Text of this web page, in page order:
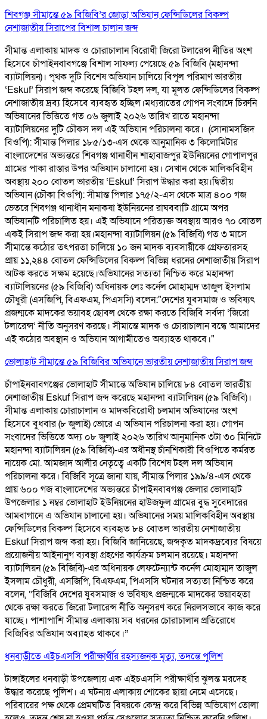
শিবগঞ্জ সীমান্তে ৫৯ বিজিবি’র জোড়া অভিযান ফেন্সিডিলের বিকল্প
নেশাজাতীয় সিরাপের বিশাল চালান জব্দ
সীমান্ত এলাকায় মাদক ও চোরাচালান বিরোধী জিরো টলারেন্স নীতির অংশ
হিসেবে চাঁপাইনবাবগঞ্জে বিশাল সাফল্য পেয়েছে ৫৯ বিজিবি (মহানন্দা
ব্যাটালিয়ন)। পৃথক দুটি বিশেষ অভিযান চালিয়ে বিপুল পরিমাণ ভারতীয়
‘Eskuf’ সিরাপ জব্দ করেছে বিজিবি টহল দল, যা মূলত ফেন্সিডিলের বিকল্প
নেশাজাতীয় দ্রব্য হিসেবে ব্যবহৃত হচ্ছিল। ​মধ্যরাতের গোপন সংবাদে চিরুনি
অভিযানের ভিত্তিতে গত ০৬ জুলাই ২০২৬ তারিখ রাতে মহানন্দা
ব্যাটালিয়নের দুটি চৌকস দল এই অভিযান পরিচালনা করে। ​ (সোনামসজিদ
বিওপি): সীমান্ত পিলার ১৮৫/১৩-এস থেকে আনুমানিক ৩ কিলোমিটার
বাংলাদেশের অভ্যন্তরে শিবগঞ্জ থানাধীন শাহাবাজপুর ইউনিয়নের গোপালপুর
গ্রামের পাকা রাস্তার উপর অভিযান চালানো হয়। সেখান থেকে মালিকবিহীন
অবস্থায় ২০০ বোতল ভারতীয় ‘Eskuf’ সিরাপ উদ্ধার করা হয়। ​দ্বিতীয়
অভিযান (চৌকা বিওপি): সীমান্ত পিলার ১৭৫/২-এস থেকে মাত্র ৪০০ গজ
ভেতরে শিবগঞ্জ থানাধীন মনাকষা ইউনিয়নের রাঘববাটি গ্রামে অপর
অভিযানটি পরিচালিত হয়। এই অভিযানে পরিত্যক্ত অবস্থায় আরও ৭০ বোতল
একই সিরাপ জব্দ করা হয়। ​ মহানন্দা ব্যাটালিয়ন (৫৯ বিজিবি) গত ৩ মাসে
সীমান্তে কঠোর তৎপরতা চালিয়ে ১০ জন মাদক ব্যবসায়ীকে গ্রেফতারসহ
প্রায় ১১,২৪৪ বোতল ফেন্সিডিলের বিকল্প বিভিন্ন ধরনের নেশাজাতীয় সিরাপ
আটক করতে সক্ষম হয়েছে। ​ ​অভিযানের সত্যতা নিশ্চিত করে মহানন্দা
ব্যাটালিয়নের (৫৯ বিজিবি) অধিনায়ক লেঃ কর্নেল মোহাম্মদ তাজুল ইসলাম
চৌধুরী (এসজিপি, বিএফএম, পিএসসি) বলেন: ​"দেশের যুবসমাজ ও ভবিষ্যৎ
প্রজন্মকে মাদকের ভয়াবহ ছোবল থেকে রক্ষা করতে বিজিবি সর্বদা ‘জিরো
টলারেন্স’ নীতি অনুসরণ করছে। সীমান্তে মাদক ও চোরাচালান বন্ধে আমাদের
এই কঠোর অবস্থান ও অভিযান আগামীতেও অব্যাহত থাকবে।"
ভোলাহাট সীমান্তে ৫৯ বিজিবির অভিযানে ভারতীয় নেশাজাতীয় সিরাপ জব্দ
চাঁপাইনবাবগঞ্জের ভোলাহাট সীমান্তে অভিযান চালিয়ে ৮৪ বোতল ভারতীয়
নেশাজাতীয় Eskuf সিরাপ জব্দ করেছে মহানন্দা ব্যাটালিয়ন (৫৯ বিজিবি)।
সীমান্ত এলাকায় চোরাচালান ও মাদকবিরোধী চলমান অভিযানের অংশ
হিসেবে বুধবার (৮ জুলাই) ভোরে এ অভিযান পরিচালনা করা হয়। গোপন
সংবাদের ভিত্তিতে অদ্য ০৮ জুলাই ২০২৬ তারিখ আনুমানিক ৩টা ৩০ মিনিটে
মহানন্দা ব্যাটালিয়ন (৫৯ বিজিবি)-এর অধীনস্থ চাঁনশিকারী বিওপিতে কর্মরত
নায়েক মো. আমজাদ আলীর নেতৃত্বে একটি বিশেষ টহল দল অভিযান
পরিচালনা করে। বিজিবি সূত্রে জানা যায়, সীমান্ত পিলার ১৯৯/৪-এস থেকে
প্রায় ৬০০ গজ বাংলাদেশের অভ্যন্তরে চাঁপাইনবাবগঞ্জ জেলার ভোলাহাট
উপজেলার ১ নম্বর ভোলাহাট ইউনিয়নের হাউজফুল গ্রামের বুদ্ধ সুবেদারের
আমবাগানে এ অভিযান চালানো হয়। অভিযানের সময় মালিকবিহীন অবস্থায়
ফেন্সিডিলের বিকল্প হিসেবে ব্যবহৃত ৮৪ বোতল ভারতীয় নেশাজাতীয়
Eskuf সিরাপ জব্দ করা হয়। বিজিবি জানিয়েছে, জব্দকৃত মাদকদ্রব্যের বিষয়ে
প্রয়োজনীয় আইনানুগ ব্যবস্থা গ্রহণের কার্যক্রম চলমান রয়েছে। মহানন্দা
ব্যাটালিয়ন (৫৯ বিজিবি)-এর অধিনায়ক লেফটেন্যান্ট কর্নেল মোহাম্মদ তাজুল
ইসলাম চৌধুরী, এসজিপি, বিএফএম, পিএসসি ঘটনার সত্যতা নিশ্চিত করে
বলেন, “বিজিবি দেশের যুবসমাজ ও ভবিষ্যৎ প্রজন্মকে মাদকের ভয়াবহতা
থেকে রক্ষা করতে জিরো টলারেন্স নীতি অনুসরণ করে নিরলসভাবে কাজ করে
যাচ্ছে। পাশাপাশি সীমান্ত এলাকায় সব ধরনের চোরাচালান প্রতিরোধে
বিজিবির অভিযান অব্যাহত থাকবে।”
ধনবাড়ীতে এইচএসসি পরীক্ষার্থীর রহস্যজনক মৃত্যু, তদন্তে পুলিশ
টাঙ্গাইলের ধনবাড়ী উপজেলায় এক এইচএসসি পরীক্ষার্থীর ঝুলন্ত মরদেহ
উদ্ধার করেছে পুলিশ। এ ঘটনায় এলাকায় শোকের ছায়া নেমে এসেছে।
পরিবারের পক্ষ থেকে প্রেমঘটিত বিষয়কে কেন্দ্র করে বিভিন্ন অভিযোগ তোলা